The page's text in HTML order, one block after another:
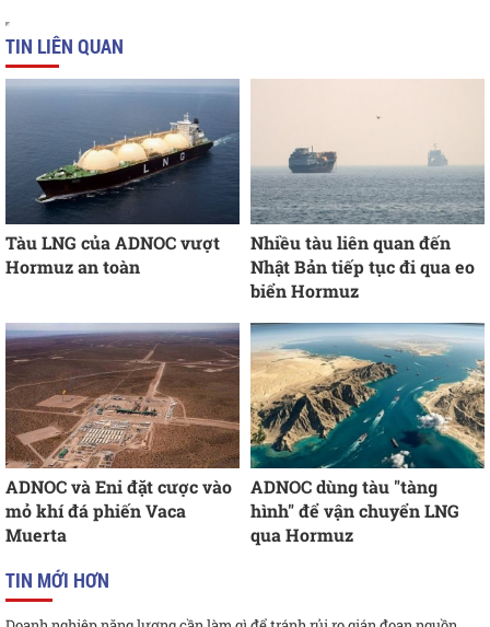
TIN LIÊN QUAN
Tàu LNG của ADNOC vượt
Hormuz an toàn
Nhiều tàu liên quan đến
Nhật Bản tiếp tục đi qua eo
biển Hormuz
ADNOC và Eni đặt cược vào
mỏ khí đá phiến Vaca
Muerta
ADNOC dùng tàu "tàng
hình" để vận chuyển LNG
qua Hormuz
TIN MỚI HƠN